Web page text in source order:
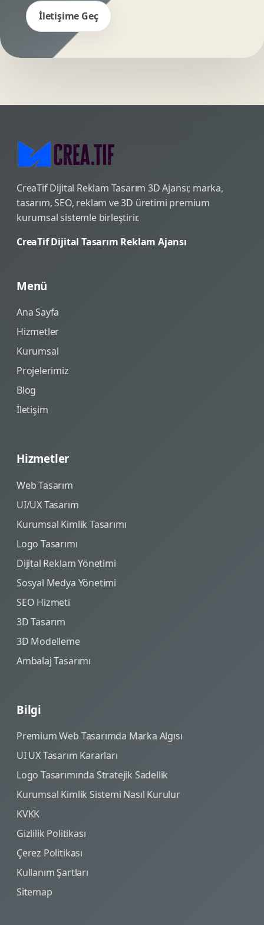
İletişime Geç
CreaTif Dijital Reklam Tasarım 3D Ajansı; marka,
tasarım, SEO, reklam ve 3D üretimi premium
kurumsal sistemle birleştirir.
CreaTif Dijital Tasarım Reklam Ajansı
Menü
Ana Sayfa
Hizmetler
Kurumsal
Projelerimiz
Blog
İletişim
Hizmetler
Web Tasarım
UI/UX Tasarım
Kurumsal Kimlik Tasarımı
Logo Tasarımı
Dijital Reklam Yönetimi
Sosyal Medya Yönetimi
SEO Hizmeti
3D Tasarım
3D Modelleme
Ambalaj Tasarımı
Bilgi
Premium Web Tasarımda Marka Algısı
UI UX Tasarım Kararları
Logo Tasarımında Stratejik Sadellik
Kurumsal Kimlik Sistemi Nasıl Kurulur
KVKK
Gizlilik Politikası
Çerez Politikası
Kullanım Şartları
Sitemap